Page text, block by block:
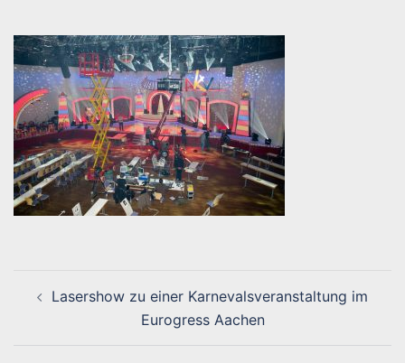
Lasershow zu einer Karnevalsveranstaltung im
Eurogress Aachen